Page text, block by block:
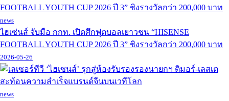
news
ไฮเซ่นส์ จับมือ กกท. เปิดศึกฟุตบอลเยาวชน “HISENSE
FOOTBALL YOUTH CUP 2026 ปี 3” ชิงรางวัลกว่า 200,000 บาท
2026-05-26
news